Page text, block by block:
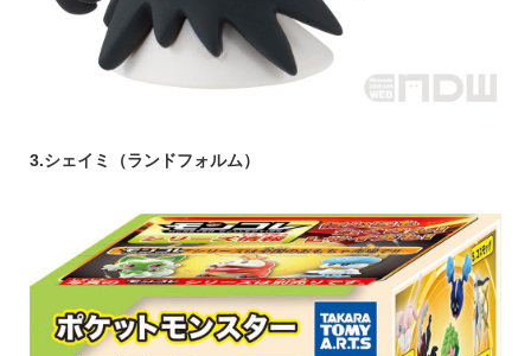
3.シェイミ（ランドフォルム）